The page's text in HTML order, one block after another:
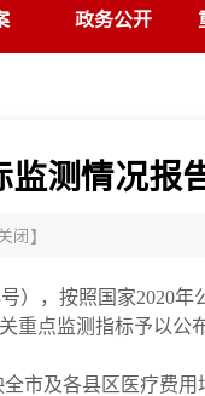
政务公开
测情况报
闭】
），按照 国家2020年
重点监测指标予以公布
市及各县区医疗费用